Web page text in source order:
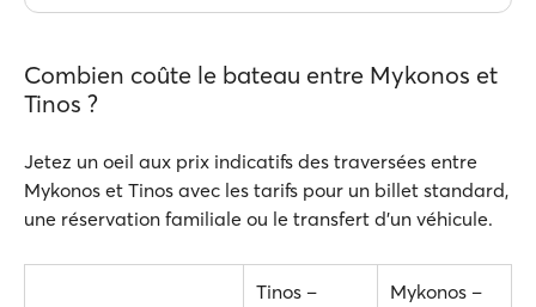
Combien coûte le bateau entre Mykonos et
Tinos ?
Jetez un oeil aux prix indicatifs des traversées entre
Mykonos et Tinos avec les tarifs pour un billet standard,
une réservation familiale ou le transfert d'un véhicule.
Tinos –
Mykonos –